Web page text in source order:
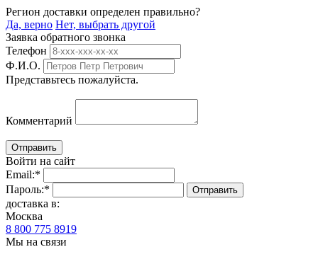
Регион доставки определен правильно?
Да, верно Нет, выбрать другой
Заявка обратного звонка
Телефон
Ф.И.О.
Представьтесь пожалуйста.
Комментарий
Войти на сайт
Email:*
Пароль:*
доставка в:
Москва
8 800 775 8919
Мы на связи